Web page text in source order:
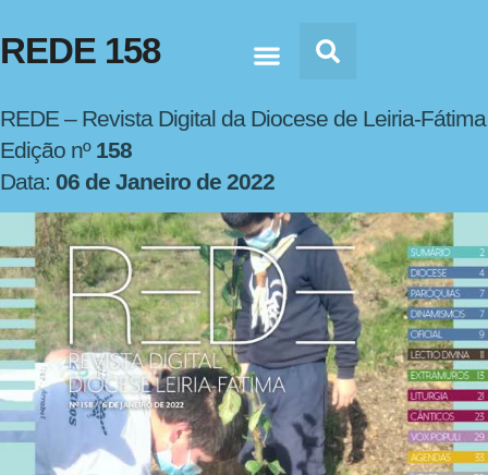
REDE 158
REDE – Revista Digital da Diocese de Leiria-Fátima
Edição nº 158
Data: 06 de Janeiro de 2022